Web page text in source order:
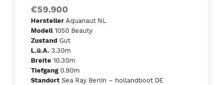
€59.900
Hersteller Aquanaut NL
Modell1050 Beauty
Zustand Gut
L.ü.A. 3.30m
Breite 10.30m
Tiefgang0.90m
Standort Sea Ray Berlin – hollandboot DE